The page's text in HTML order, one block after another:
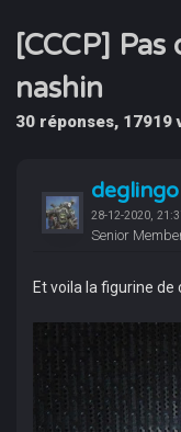
[CCCP]
nashin
30 réponses, 17919
deglingo
28-12-2020,
Senior
Et voila la figurine